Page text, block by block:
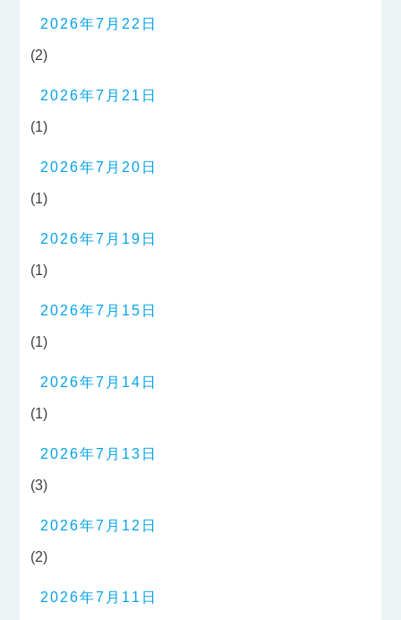
2026年7月22日
(2)
2026年7月21日
(1)
2026年7月20日
(1)
2026年7月19日
(1)
2026年7月15日
(1)
2026年7月14日
(1)
2026年7月13日
(3)
2026年7月12日
(2)
2026年7月11日